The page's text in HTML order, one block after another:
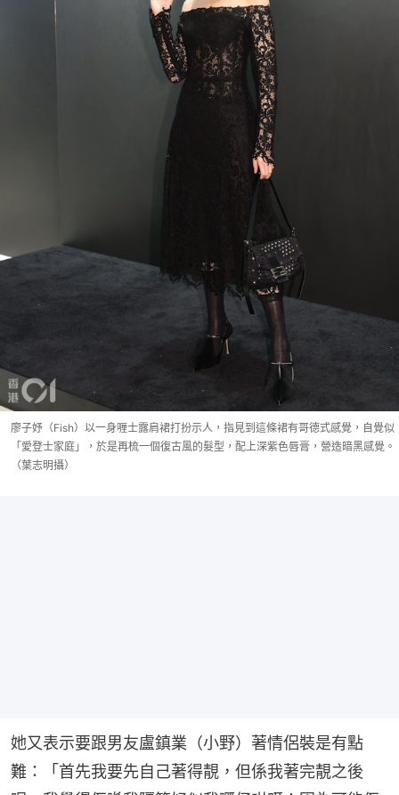
廖子妤（Fish）以一身喱士露肩裙打扮示人，指見到這條裙有哥德式感覺，自覺似
「愛登士家庭」，於是再梳一個復古風的髮型，配上深紫色唇膏，營造暗黑感覺。
（葉志明攝）
她又表示要跟男友盧鎮業（小野）著情侶裝是有點
難：「首先我要先自己著得靚，但係我著完靚之後